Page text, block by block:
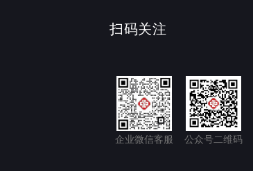
扫码关注
企业微信客服 公众号二维码